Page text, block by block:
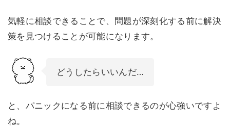
気軽に相談できることで、問題が深刻化する前に解決
策を見つけることが可能になります。
どうしたらいいんだ…
と、パニックになる前に相談できるのが心強いですよ
ね。